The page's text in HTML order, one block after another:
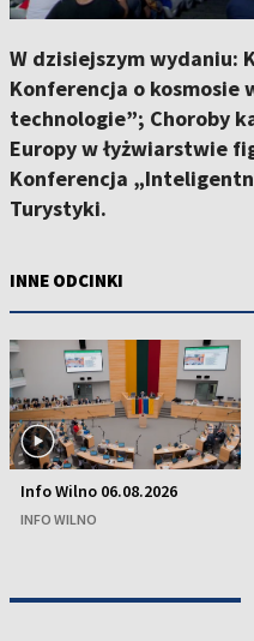
W dzisiejszym wydaniu:
Konferencja o kosmosie
technologie”; Choroby
Europy w łyżwiarstwie
Konferencja
Turystyki.
INNE ODCINKI
Info Wilno 06.08.2026
INFO WILNO